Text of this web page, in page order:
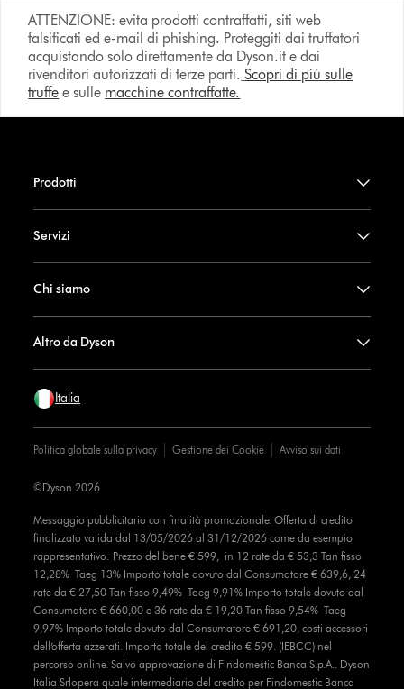
ATTENZIONE: evita prodotti contraffatti, siti web
falsificati ed e-mail di phishing. Proteggiti dai truffatori
acquistando solo direttamente da Dyson.it e dai
rivenditori autorizzati di terze parti. Scopri di più sulle
truffe e sulle macchine contraffatte.
Prodotti
Servizi
Chi siamo
Altro da Dyson
Italia
Politica globale sulla privacy Gestione dei Cookie Avviso sui dati
Messaggio pubblicitario con finalità promozionale. Offerta di credito
finalizzato valida dal 13/05/2026 al 31/12/2026 come da esempio
rappresentativo: Prezzo del bene € 599, in 12 rate da € 53,3 Tan fisso
12,28% Taeg 13% Importo totale dovuto dal Consumatore € 639,6, 24
rate da € 27,50 Tan fisso 9,49% Taeg 9,91% Importo totale dovuto dal
Consumatore € 660,00 e 36 rate da € 19,20 Tan fisso 9,54% Taeg
9,97% Importo totale dovuto dal Consumatore € 691,20, costi accessori
dell’offerta azzerati. Importo totale del credito € 599. (IEBCC) nel
percorso online. Salvo approvazione di Findomestic Banca S.p.A.. Dyson
Italia Srlopera quale intermediario del credito per Findomestic Banca
©Dyson 2026